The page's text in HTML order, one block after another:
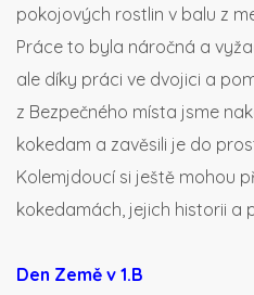
pokojových rostlin v balu z
Práce to byla náročná a
ale díky práci ve dvojici a
z Bezpečného místa jsme
kokedam a zavěsili je do
Kolemjdoucí si ještě mohou
kokedamách, jejich historii a
Den Země v 1.B